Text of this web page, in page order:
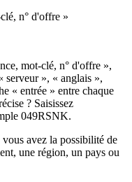
n° d'offre »
mot-clé, n° d'offre »,
serveur », « anglais »,
« entrée » entre chaque
? Saisissez
049RSNK.
avez la possibilité de
une région, un pays ou